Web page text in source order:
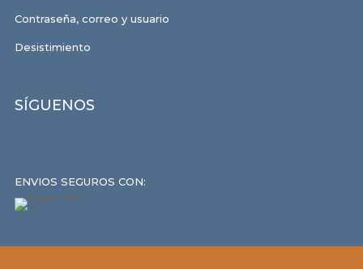
Contraseña, correo y usuario
Desistimiento
SÍGUENOS
ENVIOS SEGUROS CON: